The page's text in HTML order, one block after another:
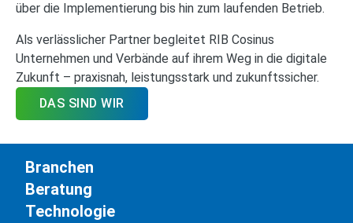
über die Implementierung bis hin zum laufenden Betrieb.
Als verlässlicher Partner begleitet RIB Cosinus
Unternehmen und Verbände auf ihrem Weg in die digitale
Zukunft – praxisnah, leistungsstark und zukunftssicher.
DAS SIND WIR
Branchen
Beratung
Technologie